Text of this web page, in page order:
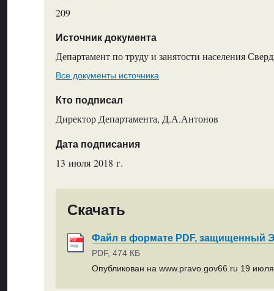
209
Источник документа
Департамент по труду и занятости населения
Все документы источника
Кто подписал
Директор Департамента, Д.А.Антонов
Дата подписания
13 июля 2018 г.
Скачать
Файл в формате PDF, защищенный
PDF, 474 КБ
Опубликован на www.pravo.gov66.ru 19 июля